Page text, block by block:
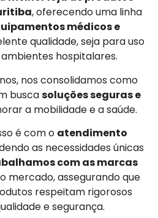
, oferecendo uma linha
médicos e
qualidade, seja para uso
hospitalares.
nos consolidamos como
buscasoluções seguras e
a mobilidade e a saúde.
é com o atendimento
as necessidades únicas
com as marcas
mercado, assegurando que
respeitam rigorosos
e segurança.